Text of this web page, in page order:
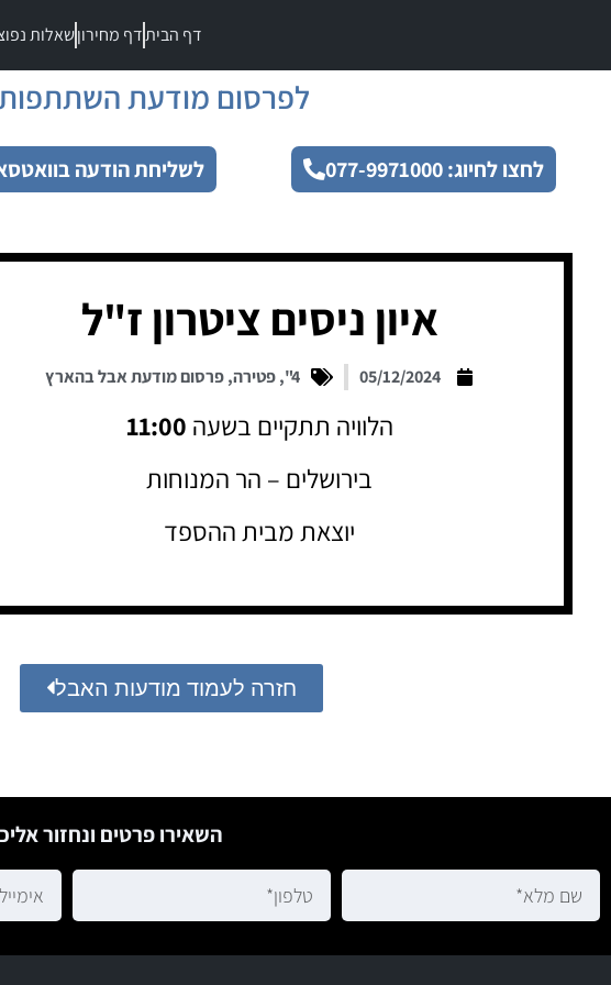
דף הביתדף מחירוןשאלות
לפרסום מודעת
לחצו לחיוג: 077-9971000 לשליחת הודעה
איון ניסים ציטרון ז"ל
05/12/2024
4"
,פטירה,פרסום מודעת אבל בהארץ
הלוויה תתקיים בשעה 11:00
בירושלים – הר המנוחות
יוצאת מבית ההספד
חזרה לעמוד מודעות האבל
השאירו פרטים ונחזור